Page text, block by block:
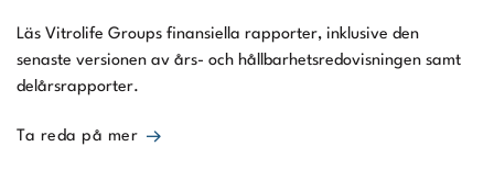
Läs Vitrolife Groups finansiella rapporter, inklusive den
senaste versionen av års- och hållbarhetsredovisningen samt
delårsrapporter.
Ta reda på mer